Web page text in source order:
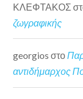
ΚΛΕΦΤΑΚΟΣ
ζωγραφικής
georgios στο
αντιδήμαρχος